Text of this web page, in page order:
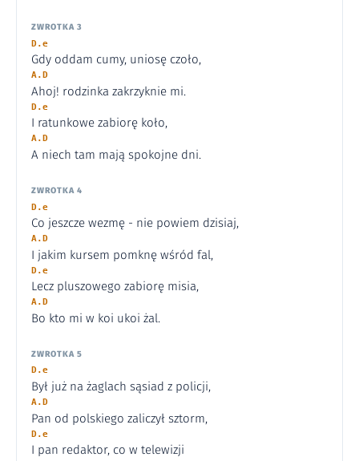
ZWROTKA 3
D.e
Gdy oddam cumy, uniosę czoło,
A.D
Ahoj! rodzinka zakrzyknie mi.
D.e
I ratunkowe zabiorę koło,
A.D
A niech tam mają spokojne dni.
ZWROTKA 4
D.e
Co jeszcze wezmę - nie powiem dzisiaj,
A.D
I jakim kursem pomknę wśród fal,
D.e
Lecz pluszowego zabiorę misia,
A.D
Bo kto mi w koi ukoi żal.
ZWROTKA 5
D.e
Był już na żaglach sąsiad z policji,
A.D
Pan od polskiego zaliczył sztorm,
D.e
I pan redaktor, co w telewizji